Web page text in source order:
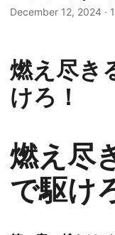
December 12, 2024 ·
燃え尽き
けろ！
燃え尽
で駆け